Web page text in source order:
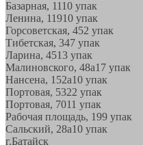
Базарная, 1110 упак
Ленина, 11910 упак
Горсоветская, 452 упак
Тибетская, 347 упак
Ларина, 4513 упак
Малиновского, 48а17 упак
Нансена, 152а10 упак
Портовая, 5322 упак
Портовая, 7011 упак
Рабочая площадь, 199 упак
Сальский, 28a10 упак
г.Батайск